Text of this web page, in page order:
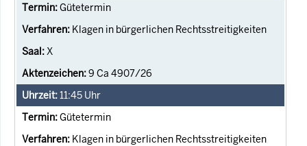
Gütetermin
Klagen in bürgerlichen Rechtsstreitigkeiten
X
9 Ca 4907/26
11:45 Uhr
Gütetermin
Klagen in bürgerlichen Rechtsstreitigkeiten